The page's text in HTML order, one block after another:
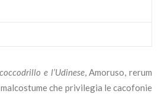
e l’Udinese, Amoruso, rerum
che privilegia le cacofonie